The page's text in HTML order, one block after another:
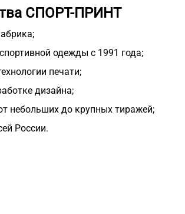
СПОРТ-ПРИНТ
одежды с 1991 года;
печати;
дизайна;
небольших до крупных тиражей;
России.